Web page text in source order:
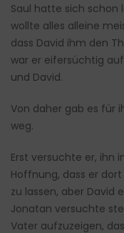
Saul hatte sich schon
wollte alles alleine
dass David ihm den
war er eifersüchtig
und David.
Von daher gab es für
weg.
Erst versuchte er, ihn
Hoffnung, dass er
zu lassen, aber David
Jonatan versuchte
Vater aufzuzeigen,